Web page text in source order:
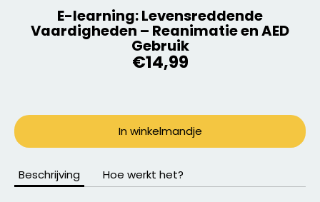
E-learning: Levensreddende
Vaardigheden – Reanimatie en AED
Gebruik
€14,99
In winkelmandje
Beschrijving Hoe werkt het?